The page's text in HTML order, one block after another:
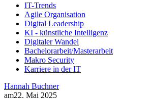
IT-Trends
Agile Organisation
Digital Leadership
KI - künstliche Intelligenz
Digitaler Wandel
Bachelorarbeit/Masterarbeit
Makro Security
Karriere in der IT
Hannah Buchner
am22. Mai 2025